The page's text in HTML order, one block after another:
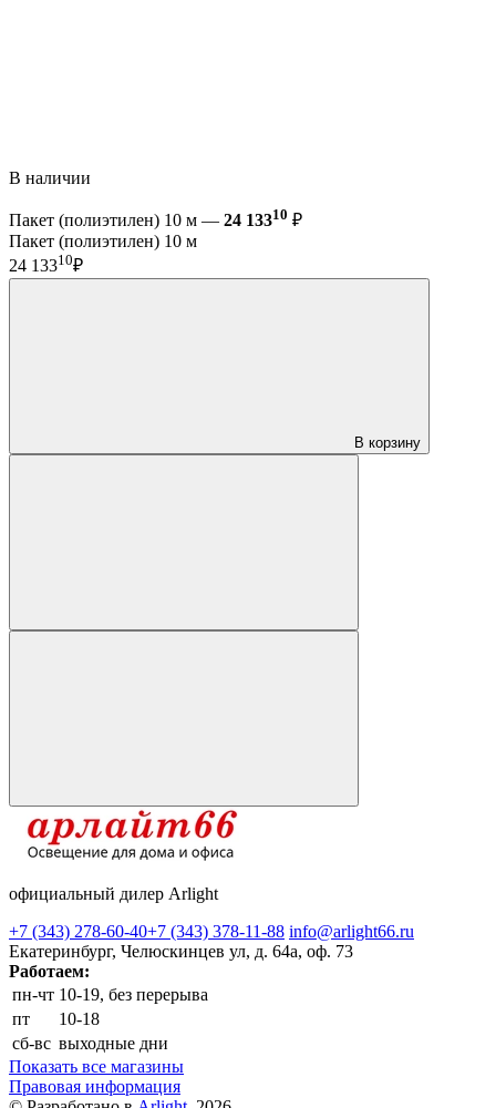
В наличии
Пакет (полиэтилен) 10 м — 24 13310 ₽
Пакет (полиэтилен) 10 м
24 13310₽
В корзину
официальный дилер Arlight
+7 (343) 278-60-40+7 (343) 378-11-88 info@arlight66.ru
Екатеринбург, Челюскинцев ул, д. 64а, оф. 73
Работаем:
пн-чт 10-19, без перерыва
пт
10-18
сб-вс выходные дни
Показать все магазины
Правовая информация